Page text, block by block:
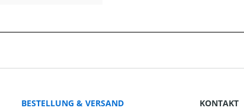
BESTELLUNG & VERSAND
KONTAKT